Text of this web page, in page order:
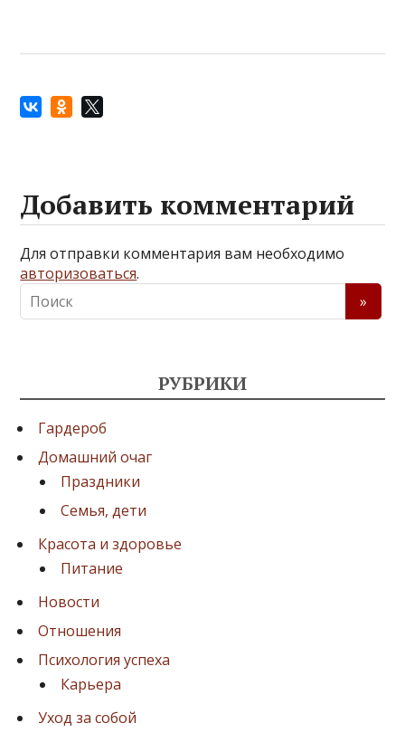
Добавить комментарий
Для отправки комментария вам необходимо
авторизоваться.
РУБРИКИ
Гардероб
Домашний очаг
Праздники
Семья, дети
Красота и здоровье
Питание
Новости
Отношения
Психология успеха
Карьера
Уход за собой